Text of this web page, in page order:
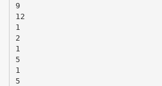
9
12
1
2
1
5
1
5